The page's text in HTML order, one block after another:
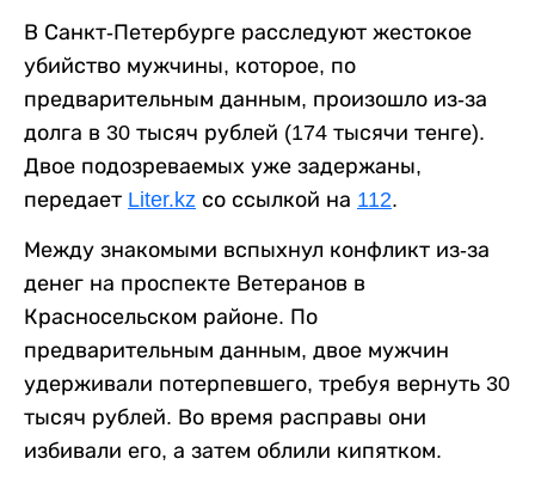
В Санкт-Петербурге расследуют жестокое
убийство мужчины, которое, по
предварительным данным, произошло из-за
долга в 30 тысяч рублей (174 тысячи тенге).
Двое подозреваемых уже задержаны,
передает Liter.kz со ссылкой на 112.
Между знакомыми вспыхнул конфликт из-за
денег на проспекте Ветеранов в
Красносельском районе. По
предварительным данным, двое мужчин
удерживали потерпевшего, требуя вернуть 30
тысяч рублей. Во время расправы они
избивали его, а затем облили кипятком.